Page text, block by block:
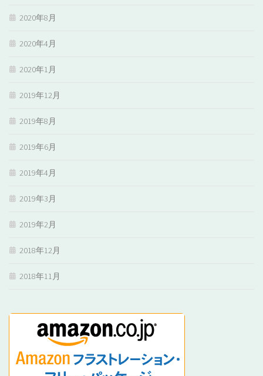
2020年8月
2020年4月
2020年1月
2019年12月
2019年8月
2019年6月
2019年4月
2019年3月
2019年2月
2018年12月
2018年11月